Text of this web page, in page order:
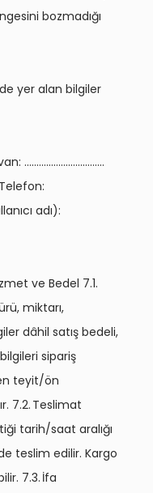
bozmadığı
yer alan bilgiler
……………………………
adı):
ve Bedel 7.1.
miktarı,
dâhil satış bedeli,
sipariş
teyit/ön
7.2. Teslimat
tarih/saat aralığı
teslim edilir. Kargo
7.3. İfa